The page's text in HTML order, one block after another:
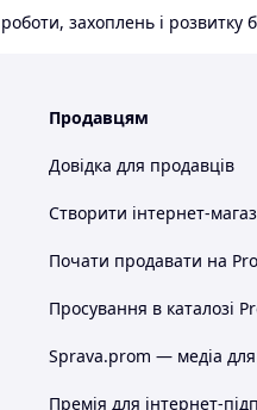
захоплень і
Продавцям
Довідка для продавців
Створити інтернет-
Почати продавати на
Просування в каталозі
Sprava.prom — медіа
Премія для інтернет-